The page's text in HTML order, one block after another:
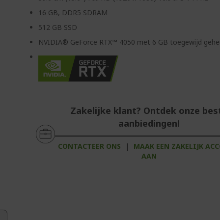
16 GB, DDR5 SDRAM
512 GB SSD
NVIDIA® GeForce RTX™ 4050 met 6 GB toegewijd
Zakelijke klant? Ontdek onze
aanbiedingen!
CONTACTEER ONS |
MAAK EEN ZAKELIJK
AAN